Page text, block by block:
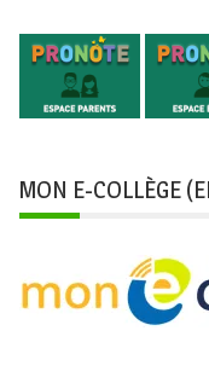
MON E-COLLÈGE